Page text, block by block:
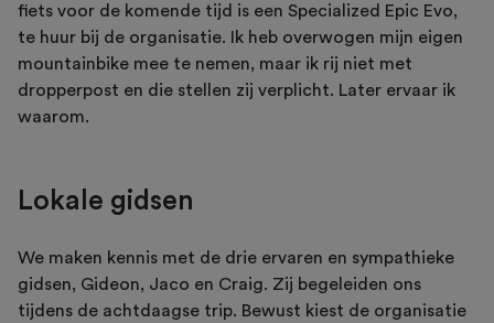
fiets voor de komende tijd is een Specialized Epic Evo,
te huur bij de organisatie. Ik heb overwogen mijn eigen
mountainbike mee te nemen, maar ik rij niet met
dropperpost en die stellen zij verplicht. Later ervaar ik
waarom.
Lokale gidsen
We maken kennis met de drie ervaren en sympathieke
gidsen, Gideon, Jaco en Craig. Zij begeleiden ons
tijdens de achtdaagse trip. Bewust kiest de organisatie